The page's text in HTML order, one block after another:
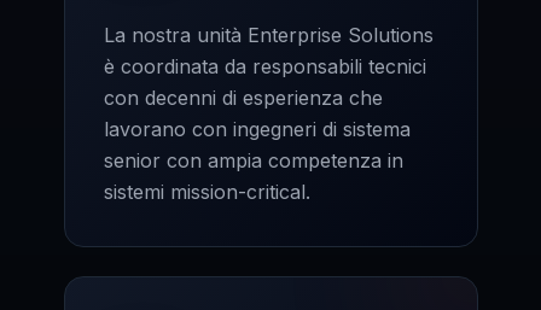
La nostra unità Enterprise Solutions
è coordinata da responsabili tecnici
con decenni di esperienza che
lavorano con ingegneri di sistema
senior con ampia competenza in
sistemi mission-critical.